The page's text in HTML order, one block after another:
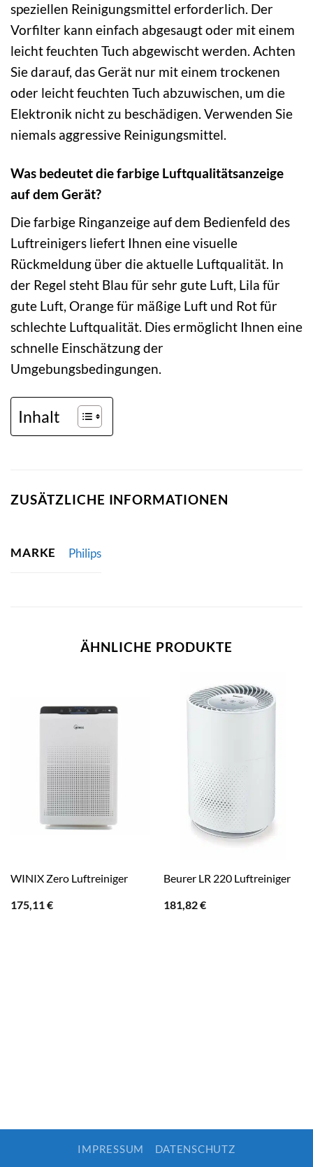
speziellen Reinigungsmittel erforderlich. Der
Vorfilter kann einfach abgesaugt oder mit einem
leicht feuchten Tuch abgewischt werden. Achten
Sie darauf, das Gerät nur mit einem trockenen
oder leicht feuchten Tuch abzuwischen, um die
Elektronik nicht zu beschädigen. Verwenden Sie
niemals aggressive Reinigungsmittel.
Was bedeutet die farbige Luftqualitätsanzeige
auf dem Gerät?
Die farbige Ringanzeige auf dem Bedienfeld des
Luftreinigers liefert Ihnen eine visuelle
Rückmeldung über die aktuelle Luftqualität. In
der Regel steht Blau für sehr gute Luft, Lila für
gute Luft, Orange für mäßige Luft und Rot für
schlechte Luftqualität. Dies ermöglicht Ihnen eine
schnelle Einschätzung der
Umgebungsbedingungen.
Inhalt
ZUSÄTZLICHE INFORMATIONEN
MARKE Philips
ÄHNLICHE PRODUKTE
WINIX Zero Luftreiniger
175,11 €
Beurer LR 220 Luftreiniger
181,82€
IMPRESSUM DATENSCHUTZ